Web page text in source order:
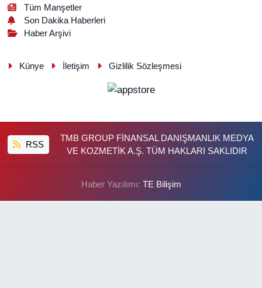
Tüm Manşetler
Son Dakika Haberleri
Haber Arşivi
Künye İletişim Gizlilik Sözleşmesi
RSS
TMB GROUP FİNANSAL DANIŞMANLIK MEDYA
VE KOZMETİK A.Ş. TÜM HAKLARI SAKLIDIR
Haber Yazılımı: TE Bilişim